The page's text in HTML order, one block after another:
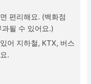
편리해요. (백화점
될 수 있어요.)
어 지하철, KTX, 버스
.